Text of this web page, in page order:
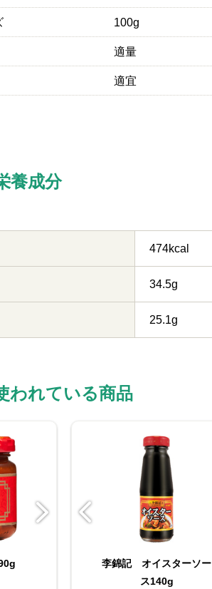
100g
適量
適宜
養成分
474kcal
34.5g
25.1g
われている商品
李錦記 豆板醤226g
ー
李錦記 オイスターソー
ス140g
李錦記 鶏丸ごとがらス
ープ素材本位150g